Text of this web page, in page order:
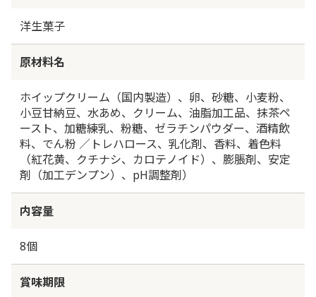
洋生菓子
原材料名
ホイップクリーム（国内製造）、卵、砂糖、小麦粉、
小豆甘納豆、水あめ、クリーム、油脂加工品、抹茶ペ
ースト、加糖練乳、粉糖、ゼラチンパウダー、酒精飲
料、でん粉 ／トレハロース、乳化剤、香料、着色料
（紅花黄、クチナシ、カロテノイド）、膨脹剤、安定
剤（加工デンプン）、pH調整剤）
内容量
8個
賞味期限